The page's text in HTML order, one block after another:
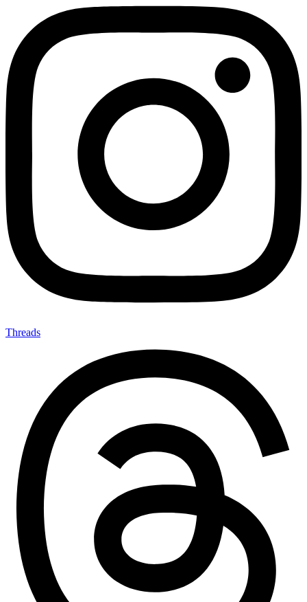
Threads